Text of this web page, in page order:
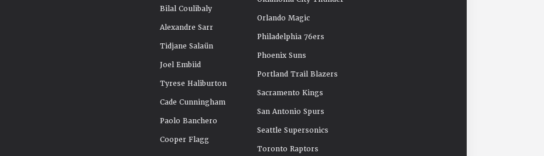
Bilal Coulibaly
Alexandre Sarr
Tidjane Salaün
Joel Embiid
Tyrese Haliburton
Cade Cunningham
Paolo Banchero
Cooper Flagg
Orlando Magic
Philadelphia 76ers
Phoenix Suns
Portland Trail Blazers
Sacramento Kings
San Antonio Spurs
Seattle Supersonics
Toronto Raptors